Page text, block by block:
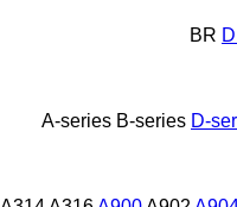
BR
A-series B-series D-